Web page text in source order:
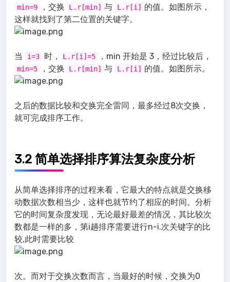
min=9 ，交换 L.r[min] 与 L.r[i]
的值。如图所示，
这样就找到了第二位置的关键字。
当 i=3 时， L.r[i]=5 ，min 开始是 3，经过比较后，
min=5 ，交换 L.r[min] 与 L.r[i] 的值。如图所示。
之后的数据比较和交换完全雷同，最多经过8次交换，
就可完成排序工作。
3.2 简单选择排序算法复杂度分析
从简单选择排序的过程来看，它最大的特点就是交换移
动数据次数相当少，这样也就节约了相应的时间。分析
它的时间复杂度发现，无论最好最差的情况，其比较次
数都是一样的多，第i趟排序需要进行n-i.次关键字的比
较,此时需要比较
次。而对于交换次数而言，当最好的时候，交换为0